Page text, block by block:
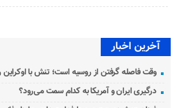
آخرین اخبار
وقت فاصله گرفتن از روسیه است؛ تنش با
درگیری ایران و آمریکا به کدام سمت می‌رود؟